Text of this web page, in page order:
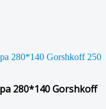
280*140 Gorshkoff 250
280*140 Gorshkoff